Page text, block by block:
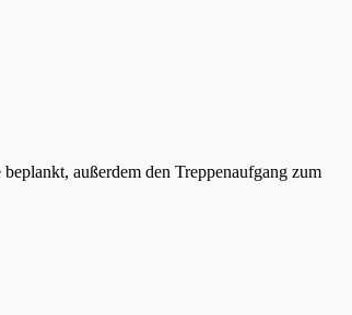
außerdem den Treppenaufgang zum